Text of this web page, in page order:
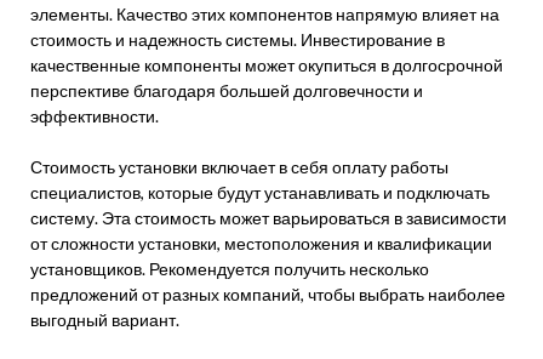
элементы. Качество этих компонентов напрямую влияет на
стоимость и надежность системы. Инвестирование в
качественные компоненты может окупиться в долгосрочной
перспективе благодаря большей долговечности и
эффективности.
Стоимость установки включает в себя оплату работы
специалистов, которые будут устанавливать и подключать
систему. Эта стоимость может варьироваться в зависимости
от сложности установки, местоположения и квалификации
установщиков. Рекомендуется получить несколько
предложений от разных компаний, чтобы выбрать наиболее
выгодный вариант.